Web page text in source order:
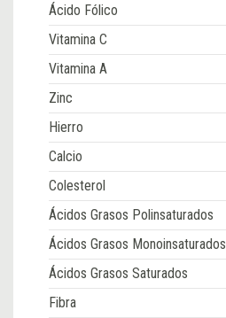
Ácido Fólico
Vitamina C
Vitamina A
Zinc
Hierro
Calcio
Colesterol
Ácidos Grasos Polinsaturados
Ácidos Grasos Monoinsaturados
Ácidos Grasos Saturados
Fibra